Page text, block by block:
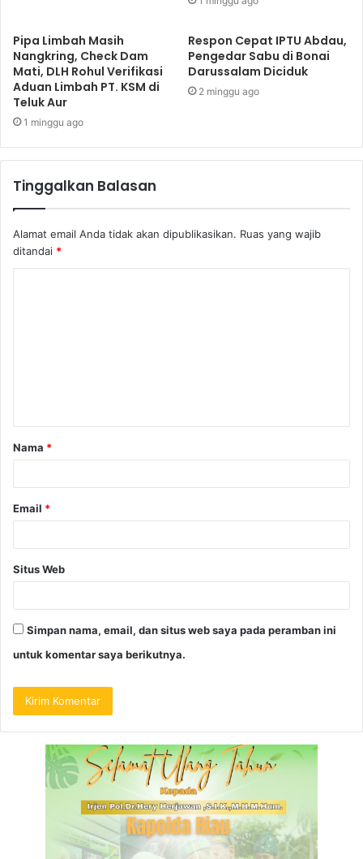
Pipa Limbah Masih
Nangkring, Check Dam
Mati, DLH Rohul Verifikasi
Aduan Limbah PT. KSM di
Teluk Aur
1 minggu ago
Respon Cepat IPTU Abdau,
Pengedar Sabu di Bonai
Darussalam Diciduk
2 minggu ago
Tinggalkan Balasan
Alamat email Anda tidak akan dipublikasikan. Ruas yang wajib
ditandai *
Nama *
Email *
Situs Web
Simpan nama, email, dan situs web saya pada peramban ini
untuk komentar saya berikutnya.